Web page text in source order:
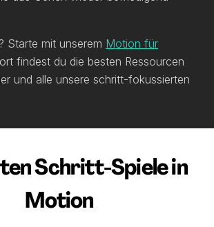
Starte mit unserem Motion für
findest du die besten Ressourcen
und alle unsere schritt-fokussierten
Schritt-Spiele in
Motion